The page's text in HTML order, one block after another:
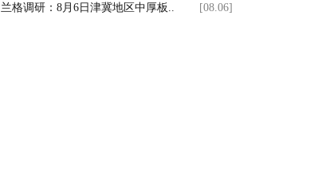
[08.06]
兰格调研：8月6日津冀地区中厚板..